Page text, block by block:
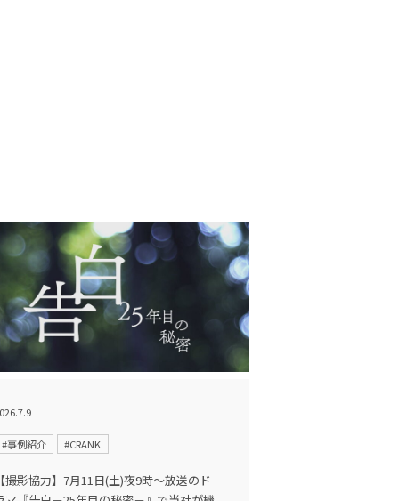
#事例紹介 #CRANK
撮影協力】7月11日(土)夜9時〜放送のド